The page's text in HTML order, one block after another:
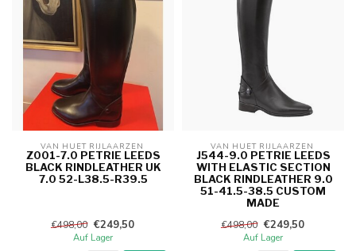
VAN HUET RIJLAARZEN
Z001-7.0 PETRIE LEEDS
BLACK RINDLEATHER UK
7.0 52-L38.5-R39.5
€498,00 €249,50
Auf Lager
VAN HUET RIJLAARZEN
J544-9.0 PETRIE LEEDS
WITH ELASTIC SECTION
BLACK RINDLEATHER 9.0
51-41.5-38.5 CUSTOM
MADE
€498,00 €249,50
Auf Lager